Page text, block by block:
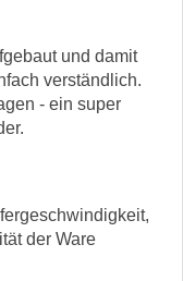
und damit
verständlich.
- ein super
der Ware